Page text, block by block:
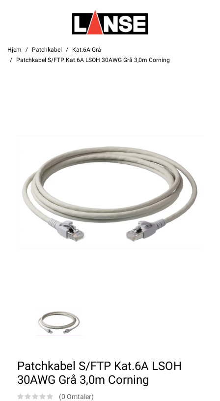
Hjem Patchkabel
Kat.6A Grå
Patchkabel S/FTP Kat.6A LSOH 30AWG Grå 3,0m Corning
Patchkabel S/FTP Kat.6A LSOH
30AWG Grå 3,0m Corning
(0 Omtaler)